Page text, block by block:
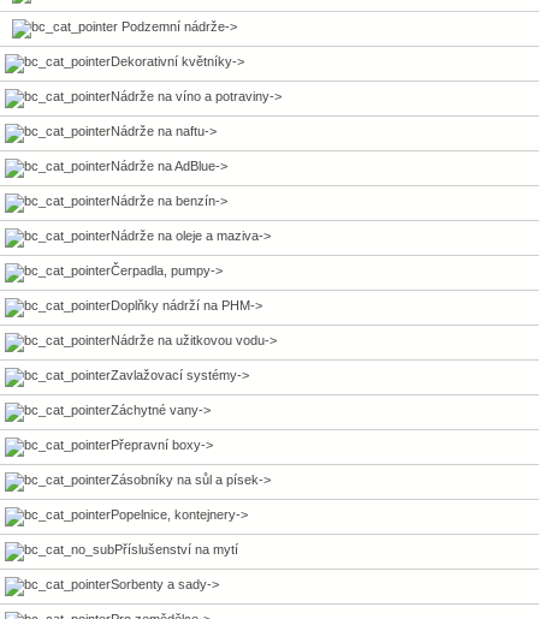
Podzemní nádrže->
Dekorativní květníky->
Nádrže na víno a potraviny->
Nádrže na naftu->
Nádrže na AdBlue->
Nádrže na benzín->
Nádrže na oleje a maziva->
Čerpadla, pumpy->
Doplňky nádrží na PHM->
Nádrže na užitkovou vodu->
Zavlažovací systémy->
Záchytné vany->
Přepravní boxy->
Zásobníky na sůl a písek->
Popelnice, kontejnery->
Příslušenství na mytí
Sorbenty a sady->